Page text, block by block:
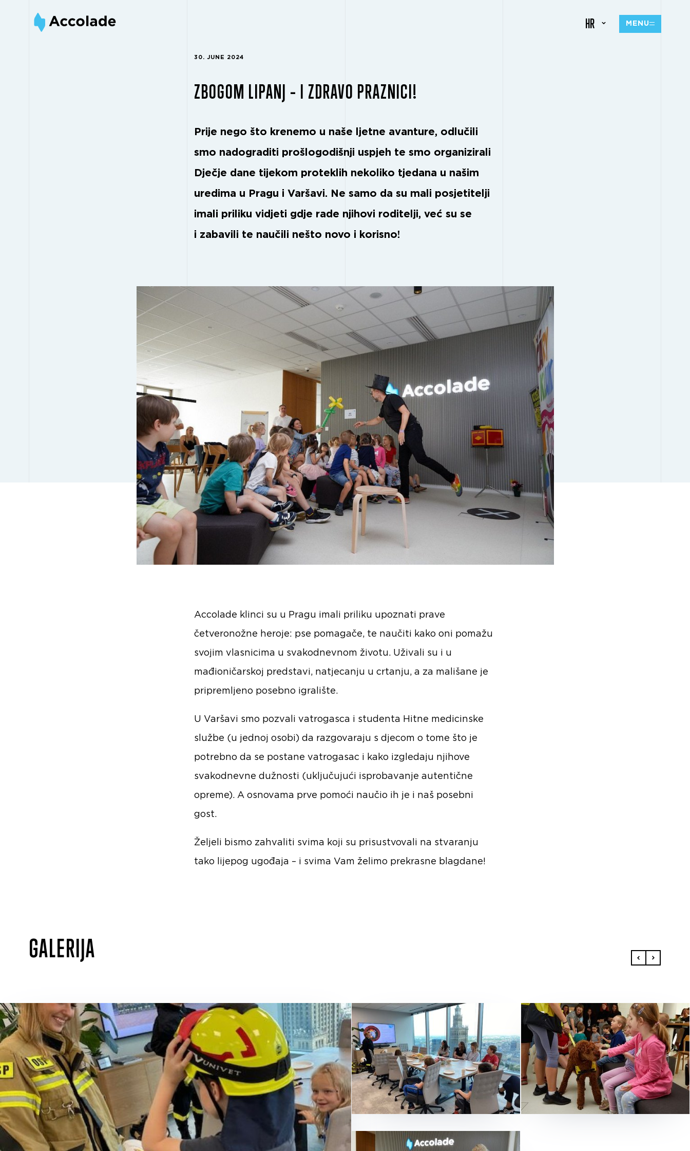
HR MENU
30. JUNE 2024
ZBOGOM LIPANJ – I ZDRAVO PRAZNICI!
Prije nego što krenemo u naše ljetne avanture, odlučili
smo nadograditi prošlogodišnji uspjeh te smo organizirali
Dječje dane tijekom proteklih nekoliko tjedana u našim
uredima u Pragu i Varšavi. Ne samo da su mali posjetitelji
imali priliku vidjeti gdje rade njihovi roditelji, već su se
i zabavili te naučili nešto novo i korisno!
Accolade klinci su u Pragu imali priliku upoznati prave
četveronožne heroje: pse pomagače, te naučiti kako oni pomažu
svojim vlasnicima u svakodnevnom životu. Uživali su i u
mađioničarskoj predstavi, natjecanju u crtanju, a za mališane je
pripremljeno posebno igralište.
U Varšavi smo pozvali vatrogasca i studenta Hitne medicinske
službe (u jednoj osobi) da razgovaraju s djecom o tome što je
potrebno da se postane vatrogasac i kako izgledaju njihove
svakodnevne dužnosti (uključujući isprobavanje autentične
opreme). A osnovama prve pomoći naučio ih je i naš posebni
gost.
Željeli bismo zahvaliti svima koji su prisustvovali na stvaranju
tako lijepog ugođaja – i svima Vam želimo prekrasne blagdane!
GALERIJA